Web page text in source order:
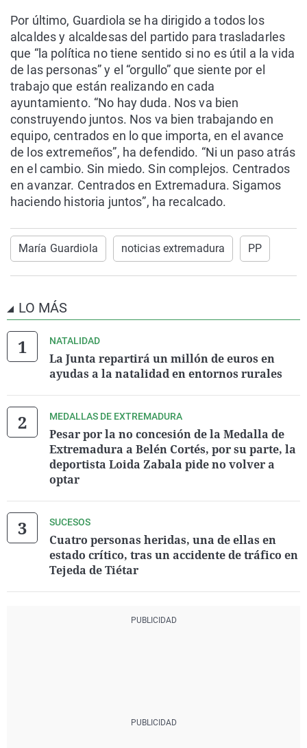
Por último, Guardiola se ha dirigido a todos los
alcaldes y alcaldesas del partido para trasladarles
que “la política no tiene sentido si no es útil a la vida
de las personas” y el “orgullo” que siente por el
trabajo que están realizando en cada
ayuntamiento. “No hay duda. Nos va bien
construyendo juntos. Nos va bien trabajando en
equipo, centrados en lo que importa, en el avance
de los extremeños”, ha defendido. “Ni un paso atrás
en el cambio. Sin miedo. Sin complejos. Centrados
en avanzar. Centrados en Extremadura. Sigamos
haciendo historia juntos”, ha recalcado.
María Guardiola noticias extremadura PP
LO MÁS
NATALIDAD
La Junta repartirá un millón de euros en
ayudas a la natalidad en entornos rurales
MEDALLAS DE EXTREMADURA
Pesar por la no concesión de la Medalla de
Extremadura a Belén Cortés, por su parte, la
deportista Loida Zabala pide no volver a
optar
SUCESOS
Cuatro personas heridas, una de ellas en
estado crítico, tras un accidente de tráfico en
Tejeda de Tiétar